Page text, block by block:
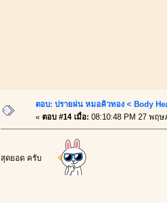
ตอบ: ปรายฝน หมอคิวทอง < Body
« ตอบ #14 เมื่อ: 08:10:48 PM 27 พฤ
สุดยอด ครับ